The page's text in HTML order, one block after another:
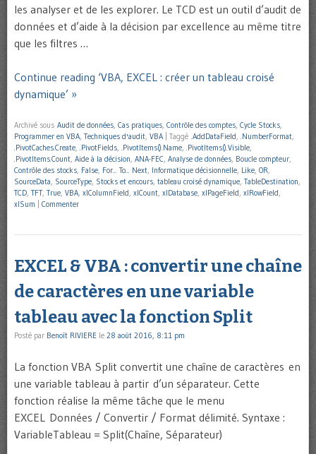
les analyser et de les explorer. Le TCD est un outil d’audit de
données et d’aide à la décision par excellence au même titre
que les filtres …
Continue reading ‘VBA, EXCEL : créer un tableau croisé
dynamique’ »
Archivé sous Audit de données, Cas pratiques, Contrôle des comptes, Cycle Stocks,
Programmer en VBA, Techniques d'audit, VBA Taggé .AddDataField, .NumberFormat,
.PivotCaches.Create, .PivotFields, .PivotItems().Name, .PivotItems().Visible,
.PivotItems.Count, Aide à la décision, ANA-FEC, Analyse de données, Boucle compteur,
Contrôle des stocks, False, For... To... Next, Informatique décisionnelle, Like, OR,
SourceData, SourceType, Stocks et encours, tableau croisé dynamique, TableDestination,
TCD, TFT, True, VBA, xlColumnField, xlCount, xlDatabase, xlPageField, xlRowField,
xlSum
Commenter
EXCEL & VBA : convertir une chaîne
de caractères en une variable
tableau avec la fonction Split
Posté par Benoît RIVIERE le 28 août 2016, 8:11 pm
La fonction VBA Split convertit une chaîne de caractères en
une variable tableau à partir d’un séparateur. Cette
fonction réalise la même tâche que le menu
EXCEL Données / Convertir / Format délimité. Syntaxe :
VariableTableau = Split(Chaîne, Séparateur)